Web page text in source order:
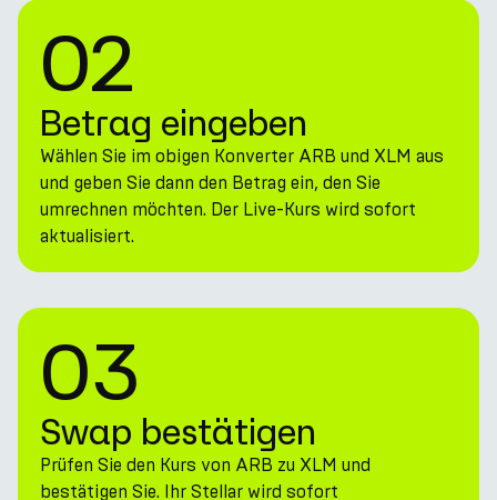
02
Betrag eingeben
Wählen Sie im obigen Konverter ARB und XLM aus
und geben Sie dann den Betrag ein, den Sie
umrechnen möchten. Der Live-Kurs wird sofort
aktualisiert.
03
Swap bestätigen
Prüfen Sie den Kurs von ARB zu XLM und
bestätigen Sie. Ihr Stellar wird sofort